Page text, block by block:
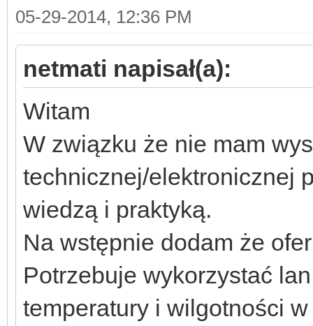
05-29-2014, 12:36 PM
netmati napisał(a):
Witam
W związku że nie mam
technicznej/elektronicznej
wiedzą i praktyką.
Na wstępnie dodam że
Potrzebuje wykorzystać
temperatury i wilgotności